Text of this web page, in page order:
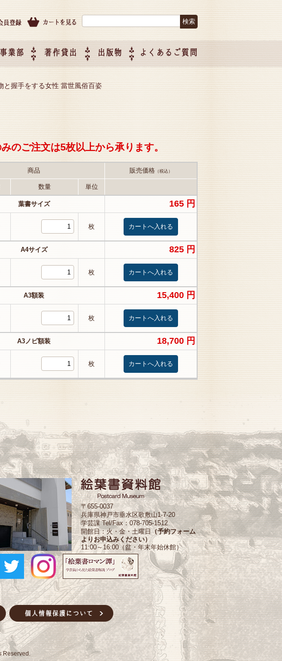
業部
いて
著作貸出 出版物 よくあるご質問
と握手をする女性 當世風俗百姿
のご注文は5枚以上から承ります。
商品 販売価格（税込）
数量 単位
葉書サイズ 165 円
枚
A4サイズ 825 円
枚
A3額装 15,400 円
枚
A3ノビ額装 18,700 円
枚
〒655-0037
兵庫県神戸市垂水区歌敷山1-7-20
学芸課 Tel/Fax：078-705-1512
開館日：火・金・土曜日 （予約フォーム
よりお申込みください）
11:00～16:00（盆・年末年始休館）
Reserved.